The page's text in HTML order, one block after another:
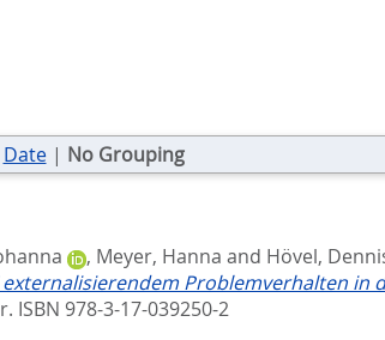
Date| No Grouping
, Meyer, Hanna and Hövel,
Problemverhalten in
ISBN 978-3-17-039250-2